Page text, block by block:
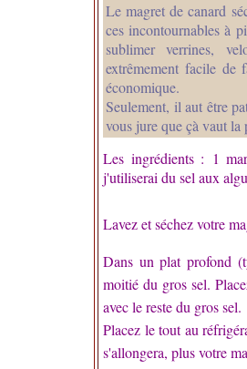
Le magret de canard
ces incontournables à
sublimer verrines,
extrêmement facile de
économique.
Seulement, il aut être
vous jure que çà vaut la
Les ingrédients : 1
j'utiliserai du sel aux
Lavez et séchez votre
Dans un plat profond
moitié du gros sel.
avec le reste du gros sel.
Placez le tout au
s'allongera, plus votre